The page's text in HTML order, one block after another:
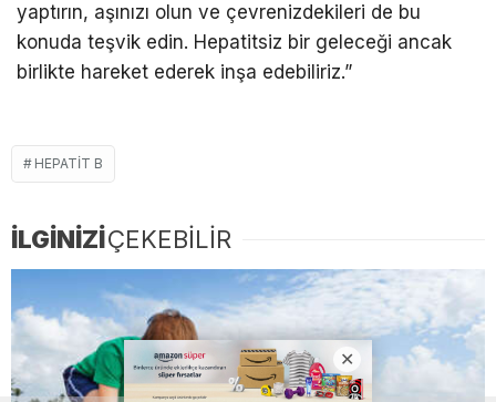
yaptırın, aşınızı olun ve çevrenizdekileri de bu
konuda teşvik edin. Hepatitsiz bir geleceği ancak
birlikte hareket ederek inşa edebiliriz.”
HEPATIT B
İLGİNİZİÇEKEBİLİR